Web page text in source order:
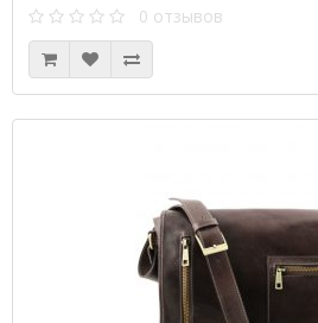
0 отзывов